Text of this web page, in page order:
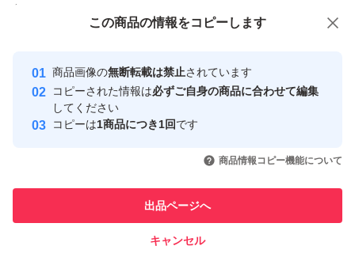
付与しています
安心取引出品者
心・安全なユーザーです
取引実績
引を完了させた実績があります
での取引実績があります
この商品の情報をコピーします
商品画像の無断転載は禁止されています
コピーされた情報は必ずご自身の商品に合わせて編集
してください
コピーは1商品につき1回です
商品情報コピー機能について
出品ページへ
キャンセル
この商品をみている人にオススメ